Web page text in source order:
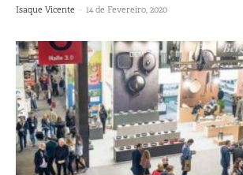
Isaque Vicente - 14 de Fevereiro, 2020